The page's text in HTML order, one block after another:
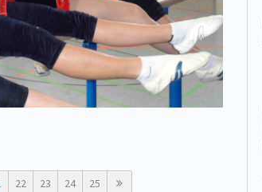
22 23 24 25